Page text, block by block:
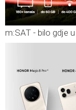
m:SAT - bilo gdje